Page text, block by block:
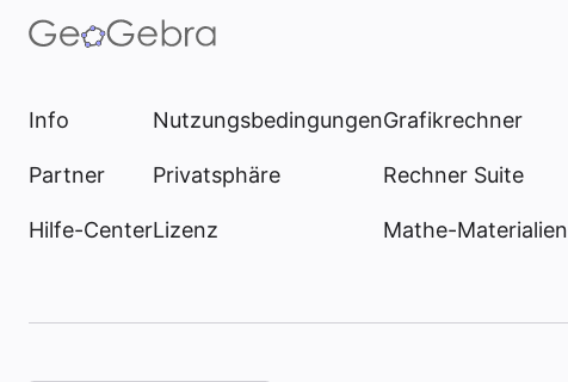
Info
Partner
Hilfe-Center
Nutzungsbedingungen
Privatsphäre
Lizenz
Grafikrechner
Rechner Suite
Mathe-Materialien